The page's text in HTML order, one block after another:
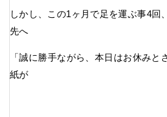
しかし、この1ヶ月で足を運ぶ事4回
先へ
「誠に勝手ながら、本日はお休みと
紙が